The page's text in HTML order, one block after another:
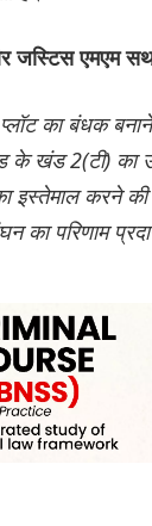
जस्टिस एमएम
का बंधक
के खंड 2(टी) का
इस्तेमाल करने
का परिणाम